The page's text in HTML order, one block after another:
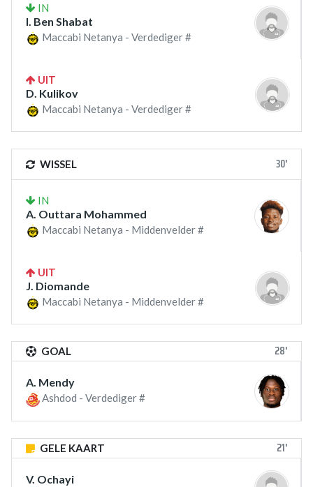
IN
I. Ben Shabat
Maccabi Netanya - Verdediger #
UIT
D. Kulikov
Maccabi Netanya - Verdediger #
WISSEL 30'
IN
A. Outtara Mohammed
Maccabi Netanya - Middenvelder #
UIT
J. Diomande
Maccabi Netanya - Middenvelder #
GOAL 28'
A. Mendy
Ashdod - Verdediger #
GELE KAART 21'
V. Ochayi